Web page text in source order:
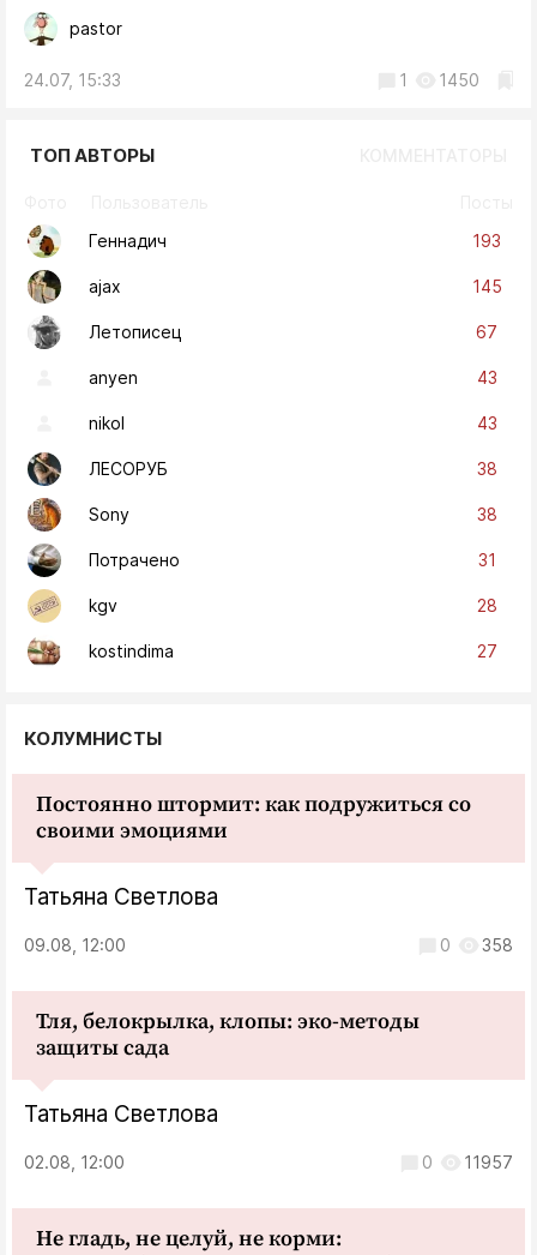
pastor
24.07, 15:33 1 1450
ТОП АВТОРЫ
Геннадич
193
ajax 145
Летописец 67
anyen 43
nikol 43
ЛЕСОРУБ 38
Sony 38
Потрачено 31
kgv 28
kostindima 27
КОЛУМНИСТЫ
Постоянно штормит: как подружиться со
своими эмоциями
Татьяна Светлова
09.08, 12:00 0 358
Тля, белокрылка, клопы: эко-методы
защиты сада
Татьяна Светлова
02.08, 12:00 0 11957
Не гладь, не целуй, не корми: